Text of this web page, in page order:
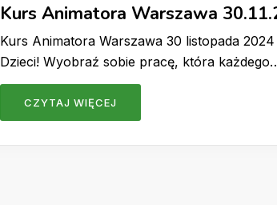
Kurs Animatora Warszawa
Kurs Animatora Warszawa 30 listopada
Dzieci! Wyobraź sobie pracę, która
CZYTAJ WIĘCEJ